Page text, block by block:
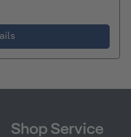
Shop Service